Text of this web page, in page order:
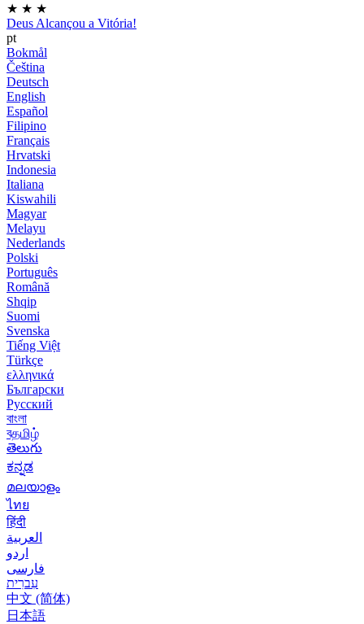
★ ★ ★
Deus Alcançou a Vitória!
pt
Bokmål
Čeština
Deutsch
English
Español
Filipino
Français
Hrvatski
Indonesia
Italiana
Kiswahili
Magyar
Melayu
Nederlands
Polski
Português
Română
Shqip
Suomi
Svenska
Tiếng Việt
Türkçe
ελληνικά
Български
Русский
বাংলা
বதமிழ்
తెలుగు
ಕನ್ನಡ
മലയാളം
ไทย
हिंदी
العربية
اردو
فارسی
עִברִית
中文 (简体)
日本語